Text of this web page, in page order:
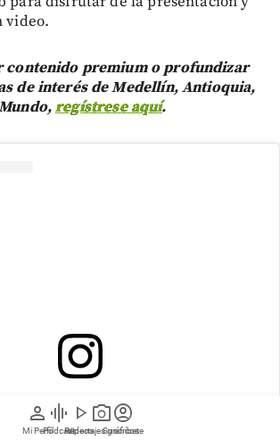
person
Mi Perfil
graphic_eq
Pódcast
play_arrow
Videos
photo_camera
Reportajes gráficos
account_circle
Suscríbete
video.
contenido premium o profundizar
de interés de Medellín, Antioquia,
regístrese aquí.
esta publicación en Instagram